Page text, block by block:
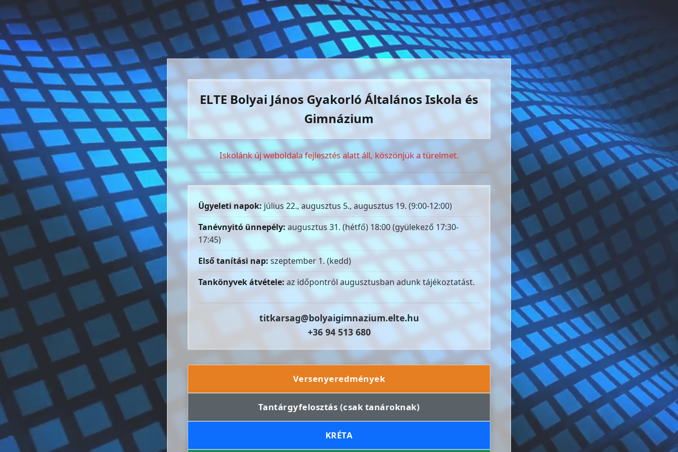
ELTE Bolyai János Gyakorló Általános Iskola és
Gimnázium
Iskolánk új weboldala fejlesztés alatt áll, köszönjük a türelmet.
Ügyeleti napok:július 22., augusztus 5., augusztus 19. (9:00-12:00)
Tanévnyitó ünnepély:augusztus 31. (hétfő) 18:00 (gyülekező 17:30-
17:45)
Első tanítási nap:szeptember 1. (kedd)
Tankönyvek átvétele: az időpontról augusztusban adunk tájékoztatást.
titkarsag@bolyaigimnazium.elte.hu
+36 94 513 680
Versenyeredmények
Tantárgyfelosztás (csak tanároknak)
KRÉTA